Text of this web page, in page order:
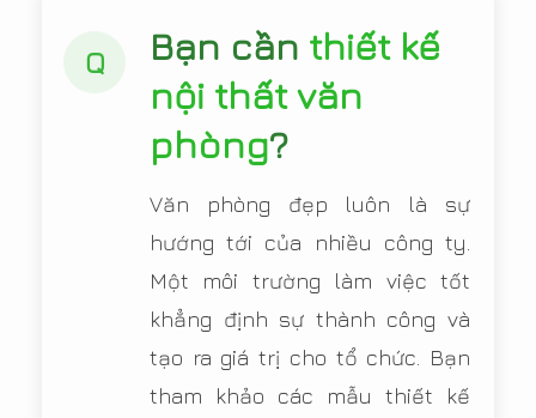
Q Bạn cần thiết kế
nội thất văn
phòng?
Văn phòng đẹp luôn là sự
hướng tới của nhiều công ty.
Một môi trường làm việc tốt
khẳng định sự thành công và
tạo ra giá trị cho tổ chức. Bạn
tham khảo các mẫu thiết kế